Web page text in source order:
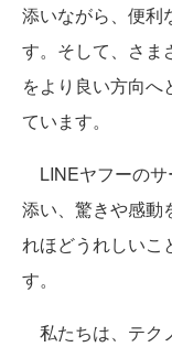
添いながら、便利
す。そして、さま
をより良い方向へ
ています。
LINEヤフーのサ
添い、驚きや感動
れほどうれしいこ
す。
私たちは、テク